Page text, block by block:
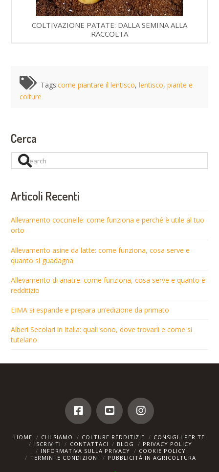
COLTIVAZIONE PATATE: DALLA SEMINA ALLA
RACCOLTA
Tags:come piantare il lentisco,lentisco,piante e
colture
Cerca
Search
Articoli Recenti
Allevamento coccinelle: come funziona e perché è utile al tuo
orto
Allevamento asine da latte: come funziona, cosa serve e
quanto si guadagna
Allevamento di anatre: come funziona, cosa serve e quanto è
redditizio
EIMA si espande e prepara un’edizione da primato
Alberi Secolari in Italia: quali sono, dove trovarli e come si
tutelano
HOME CHI SIAMO COLTURE REDDITIZIE
CONSIGLI PER TE
ISCRIVITI
CONTATTACI BLOG
PRIVACY POLICY
INFORMATIVA SULLA PRIVACY
COOKIE POLICY
TERMINI E CONDIZIONI
PUBBLICITÀ IN AGRICOLTURA